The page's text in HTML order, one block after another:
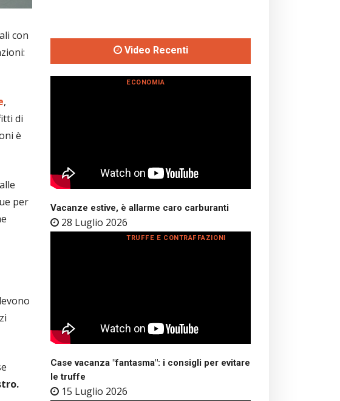
con
,
di
è
per
Video Recenti
Vacanze estive, è allarme caro carburanti
28 Luglio 2026
ECONOMIA
Case vacanza "fantasma": i consigli per evitare
le truffe
15 Luglio 2026
TRUFFE E CONTRAFFAZIONI